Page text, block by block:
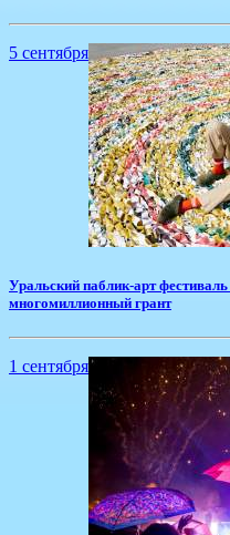
5 сентября
Уральский паблик-арт
многомиллионный грант
1 сентября